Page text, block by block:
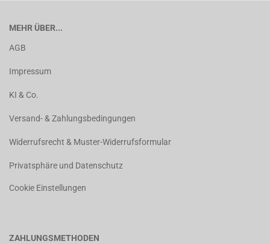
MEHR ÜBER...
AGB
Impressum
KI & Co.
Versand- & Zahlungsbedingungen
Widerrufsrecht & Muster-Widerrufsformular
Privatsphäre und Datenschutz
Cookie Einstellungen
ZAHLUNGSMETHODEN